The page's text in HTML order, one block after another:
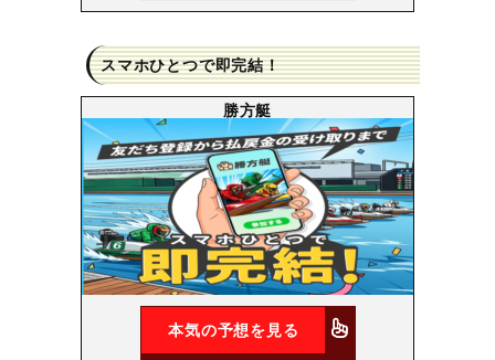
スマホひとつで即完結！
勝方艇
本気の予想を見る